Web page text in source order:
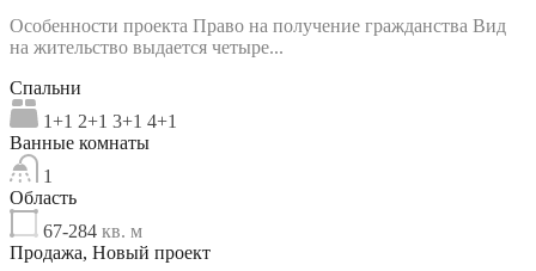
Особенности проекта Право на получение гражданства Вид
на жительство выдается четыре...
Спальни
1+1 2+1 3+1 4+1
Ванные комнаты
1
Область
67-284 кв. м
Продажа, Новый проект